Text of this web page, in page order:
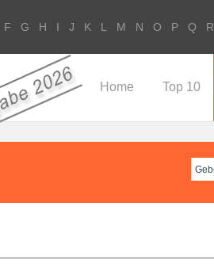
F G H I J K L M N O P Q R
Home Top 10